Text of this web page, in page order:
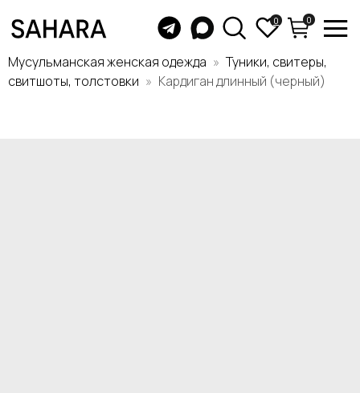
Мусульманская женская одежда
Туники, свитеры,
свитшоты, толстовки
Кардиган длинный (черный)